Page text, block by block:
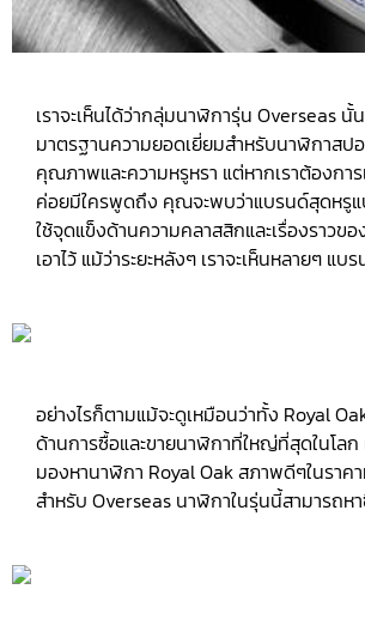
เราจะเห็นได้ว่ากลุ่มนาฬิการุ่น Overseas
มาตรฐานความยอดเยี่ยมสำหรับนาฬิกาส
คุณภาพและความหรูหรา แต่หากเราต้องกา
ค่อยมีใครพูดถึง คุณจะพบว่าแบรนด์สุดหรู
ใช้จุดแข็งด้านความคลาสสิกและเรื่องราว
เอาไว้ แม้ว่าระยะหลังๆ เราจะเห็นหลายๆ
อย่างไรก็ตามแม้จะดูเหมือนว่าทั้ง Royal
ด้านการซื้อและขายนาฬิกาที่ใหญ่ที่สุดในโ
มองหานาฬิกา Royal Oak สภาพดีๆในรา
สำหรับ Overseas นาฬิกาในรุ่นนี้สามารถห